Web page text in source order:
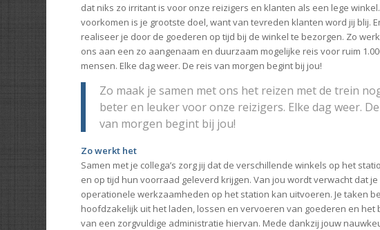
dat niks zo irritant is voor onze reizigers en klanten als een lege
voorkomen is je grootste doel, want van tevreden klanten word jij blij.
realiseer je door de goederen op tijd bij de winkel te bezorgen. Zo
ons aan een zo aangenaam en duurzaam mogelijke reis voor ruim
mensen. Elke dag weer. De reis van morgen begint bij jou!
Zo maak je samen met ons het reizen met de trein
beter en leuker voor onze reizigers. Elke dag weer.
van morgen begint bij jou!
Zo werkt het
Samen met je collega’s zorg jij dat de verschillende winkels op het
en op tijd hun voorraad geleverd krijgen. Van jou wordt verwacht dat je
operationele werkzaamheden op het station kan uitvoeren. Je taken
hoofdzakelijk uit het laden, lossen en vervoeren van goederen en het
van een zorgvuldige administratie hiervan. Mede dankzij jouw